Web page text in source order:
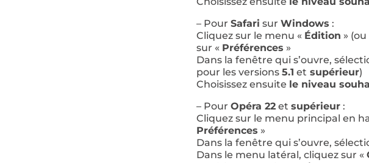
– Pour Safari sur Windows :
Cliquez sur le menu « Édition » (ou
sur « Préférences »
Dans la fenêtre qui s’ouvre,
pour les versions 5.1 et supérieur)
Choisissez ensuite le niveau
– Pour Opéra 22 et supérieur :
Cliquez sur le menu principal en
Préférences »
Dans la fenêtre qui s’ouvre,
Dans le menu latéral, cliquez sur «